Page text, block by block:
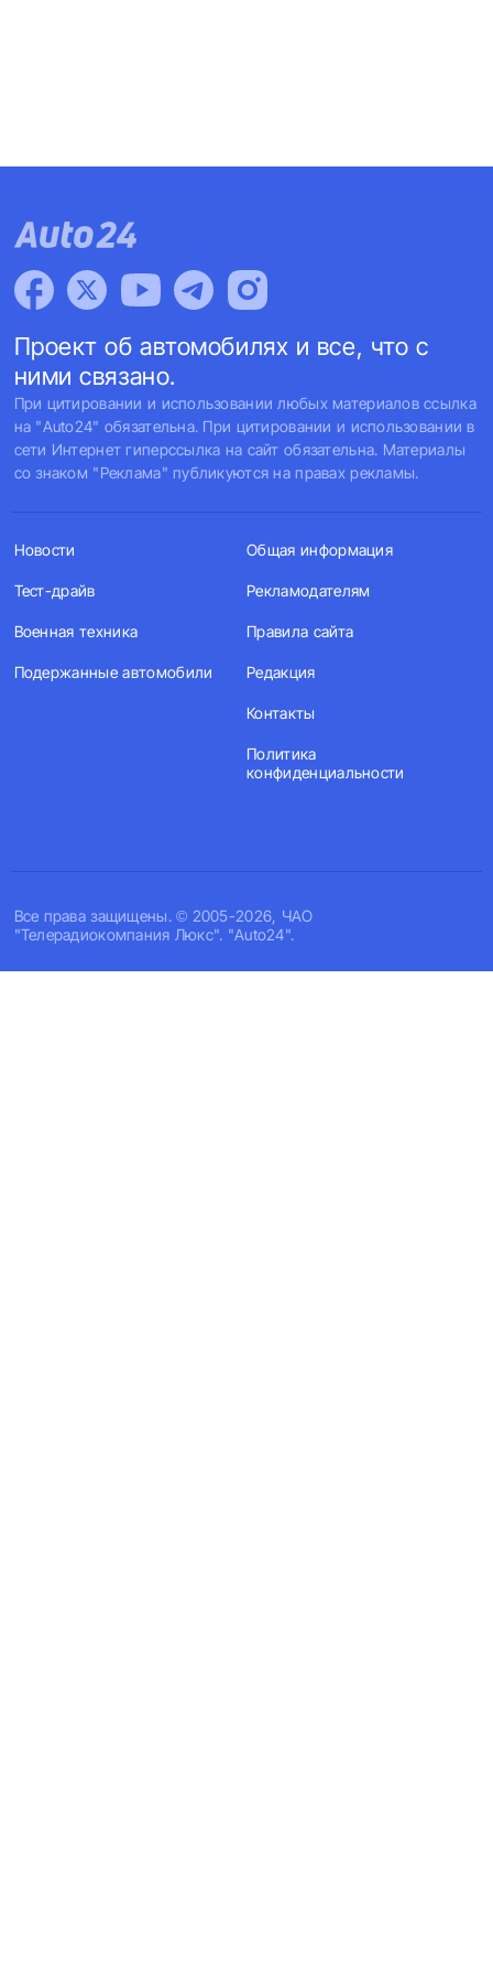
Проект об автомобилях и все, что с
ними связано.
При цитировании и использовании любых материалов ссылка
на "Auto24" обязательна. При цитировании и использовании в
сети Интернет гиперссылка на сайт обязательна. Материалы
со знаком "Реклама" публикуются на правах рекламы.
Все права защищены. © 2005-2026, ЧАО
"Телерадиокомпания Люкс". "Auto24".
Новости
Тест-драйв
Военная техника
Подержанные автомобили
Общая информация
Рекламодателям
Правила сайта
Редакция
Контакты
Политика
конфиденциальности